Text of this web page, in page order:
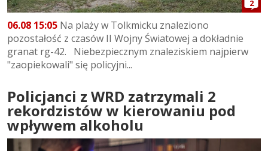
2
06.08 15:05 Na plaży w Tolkmicku znaleziono
pozostałość z czasów II Wojny Światowej a dokładnie
granat rg-42. Niebezpiecznym znaleziskiem najpierw
"zaopiekowali" się policyjni...
Policjanci z WRD zatrzymali 2
rekordzistów w kierowaniu pod
wpływem alkoholu